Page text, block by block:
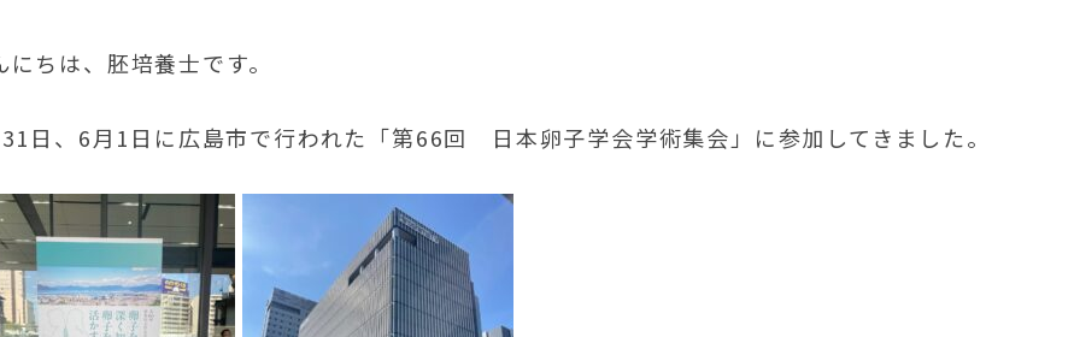
にちは、胚培養士です。
日、6月1日に広島市で行われた「第66回 日本卵子学会学術集会」に参加してきました。